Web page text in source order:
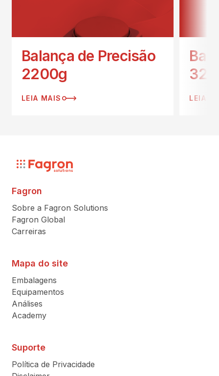
Balança de Precisão
2200g
LEIA MAIS LEIA
Fagron
Sobre a Fagron Solutions
Fagron Global
Carreiras
Mapa do site
Embalagens
Equipamentos
Análises
Academy
Suporte
Política de Privacidade